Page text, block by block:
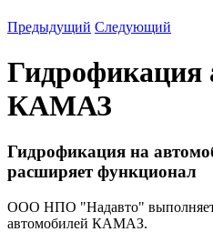
Предыдущий Следующий
Гидрофикация
КАМАЗ
Гидрофикация на
расширяет функционал
ООО НПО "Надавто" выполняет
автомобилей КАМАЗ.